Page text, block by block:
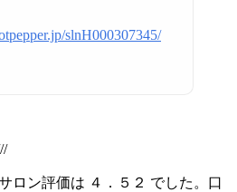
slnH000307345/
ロン評価は ４．５２ でした。口